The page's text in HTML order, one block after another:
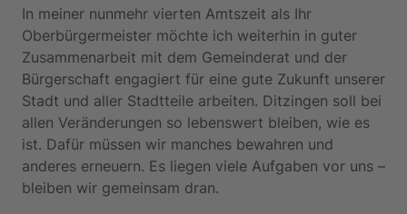
In meiner nunmehr vierten Amtszeit als Ihr
Oberbürgermeister möchte ich weiterhin in guter
Zusammenarbeit mit dem Gemeinderat und der
Bürgerschaft engagiert für eine gute Zukunft unserer
Stadt und aller Stadtteile arbeiten. Ditzingen soll bei
allen Veränderungen so lebenswert bleiben, wie es
ist. Dafür müssen wir manches bewahren und
anderes erneuern. Es liegen viele Aufgaben vor uns –
bleiben wir gemeinsam dran.